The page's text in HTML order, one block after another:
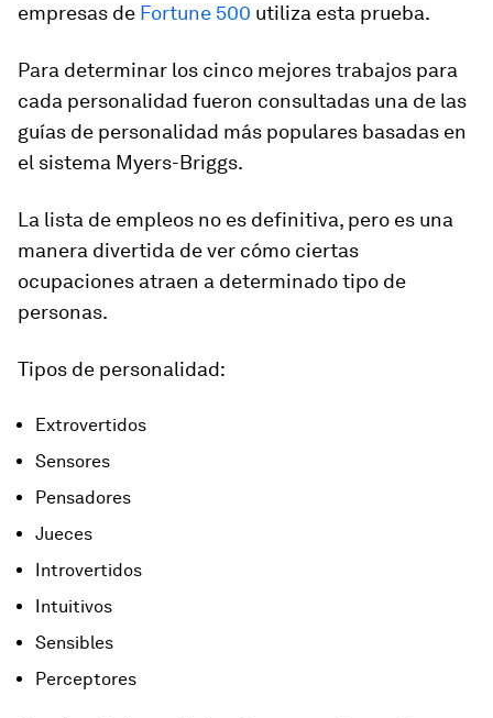
empresas de Fortune 500 utiliza esta prueba.
Para determinar los cinco mejores trabajos para
cada personalidad fueron consultadas una de las
guías de personalidad más populares basadas en
el sistema Myers-Briggs.
La lista de empleos no es definitiva, pero es una
manera divertida dever cómo ciertas
ocupaciones atraen a determinado tipo de
personas.
Tipos de personalidad:
Extrovertidos
Sensores
Pensadores
Jueces
Introvertidos
Intuitivos
Sensibles
Perceptores